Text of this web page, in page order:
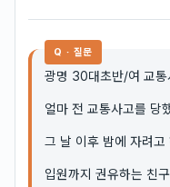
Q · 질문
광명 30대초반/여 교통
얼마 전 교통사고를 당
그 날 이후 밤에 자려
입원까지 권유하는 친